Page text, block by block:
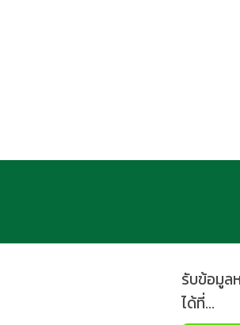
รับข้อมูล
ได้ที่...